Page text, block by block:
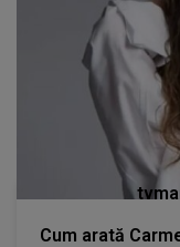
Cum arată